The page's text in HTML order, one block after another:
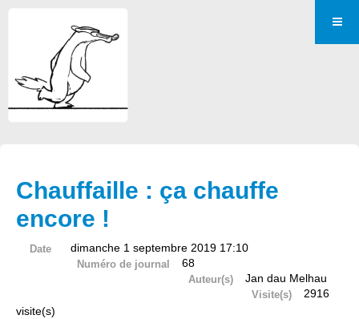
Chauffaille : ça chauffe
encore !
Date dimanche 1 septembre 2019 17:10
Numéro de journal 68
Auteur(s) Jan dau Melhau
Visite(s)
2916
visite(s)